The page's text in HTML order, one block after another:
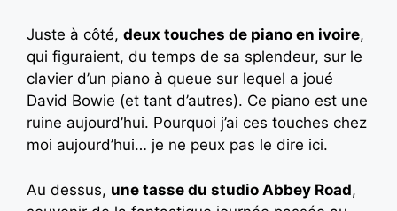
Juste à côté, deux touches de piano en ivoire,
qui figuraient, du temps de sa splendeur, sur le
clavier d’un piano à queue sur lequel a joué
David Bowie (et tant d’autres). Ce piano est une
ruine aujourd’hui. Pourquoi j’ai ces touches chez
moi aujourd’hui… je ne peux pas le dire ici.
Au dessus, une tasse du studio Abbey Road,